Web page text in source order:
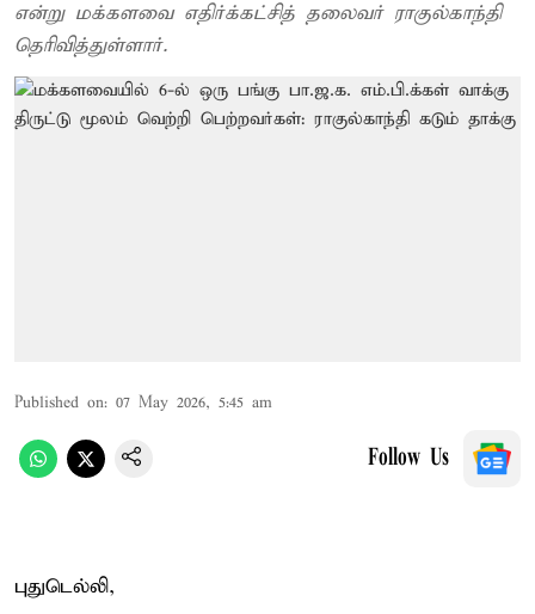
என்று மக்களவை எதிர்க்கட்சித் தலைவர் ராகுல்காந்தி
தெரிவித்துள்ளார்.
Published on: 07 May 2026, 5:45 am
Follow Us
புதுடெல்லி,